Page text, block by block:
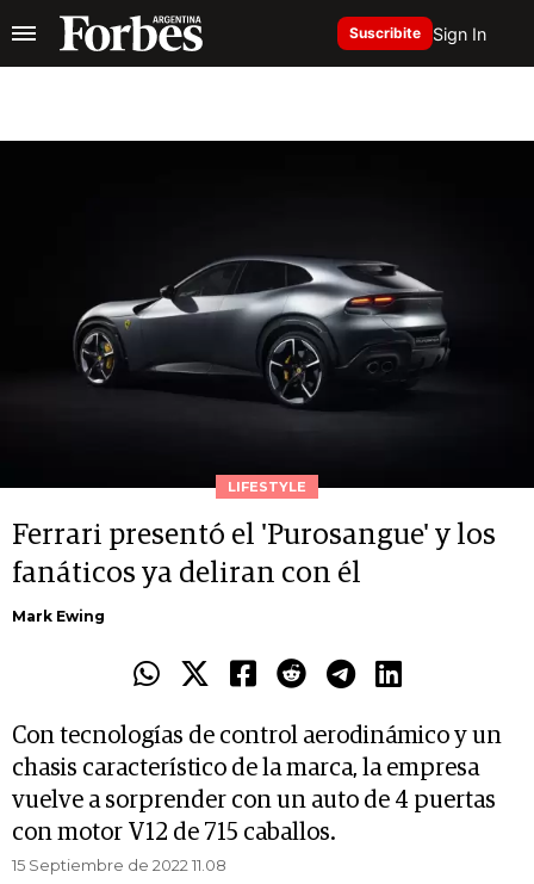
Suscribite Sign In
LIFESTYLE
Ferrari presentó el 'Purosangue' y los
fanáticos ya deliran con él
Mark Ewing
Con tecnologías de control aerodinámico y un
chasis característico de la marca, la empresa
vuelve a sorprender con un auto de 4 puertas
con motor V12 de 715 caballos.
15 Septiembre de 2022 11.08